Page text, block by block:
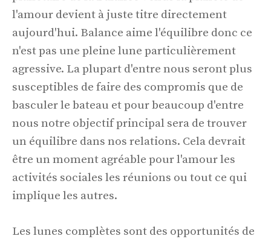
l'amour devient à juste titre directement
aujourd'hui. Balance aime l'équilibre donc ce
n'est pas une pleine lune particulièrement
agressive. La plupart d'entre nous seront plus
susceptibles de faire des compromis que de
basculer le bateau et pour beaucoup d'entre
nous notre objectif principal sera de trouver
un équilibre dans nos relations. Cela devrait
être un moment agréable pour l'amour les
activités sociales les réunions ou tout ce qui
implique les autres.
Les lunes complètes sont des opportunités de